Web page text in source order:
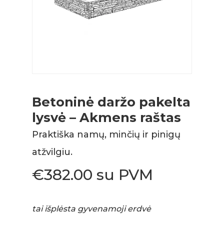
Betoninė daržo pakelta
lysvė – Akmens raštas
Praktiška namų, minčių ir pinigų
atžvilgiu.
€382.00 su PVM
tai išplėsta gyvenamoji erdvė